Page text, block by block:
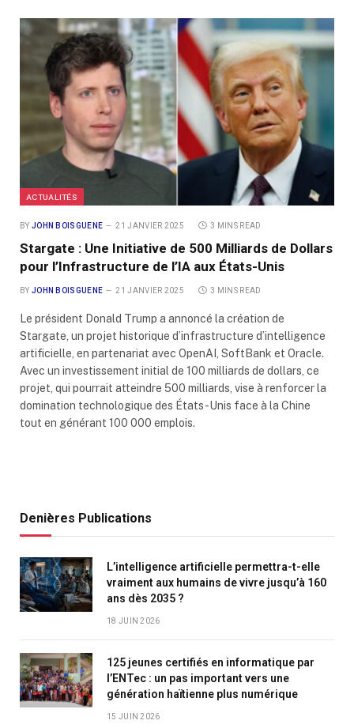
ACTUALITÉS
BY JOHN BOISGUENE 21 JANVIER 2025 3 MINS READ
Stargate : Une Initiative de 500 Milliards de Dollars
pour l’Infrastructure de l’IA aux États-Unis
BY JOHN BOISGUENE 21 JANVIER 2025 3 MINS READ
Le président Donald Trump a annoncé la création de
Stargate, un projet historique d’infrastructure d’intelligence
artificielle, en partenariat avec OpenAI, SoftBank et Oracle.
Avec un investissement initial de 100 milliards de dollars, ce
projet, qui pourrait atteindre 500 milliards, vise à renforcer la
domination technologique des États-Unis face à la Chine
tout en générant 100 000 emplois.
Denières Publications
L’intelligence artificielle permettra-t-elle
vraiment aux humains de vivre jusqu’à 160
ans dès 2035 ?
18 JUIN 2026
125 jeunes certifiés en informatique par
l’ENTec : un pas important vers une
génération haïtienne plus numérique
15 JUIN 2026